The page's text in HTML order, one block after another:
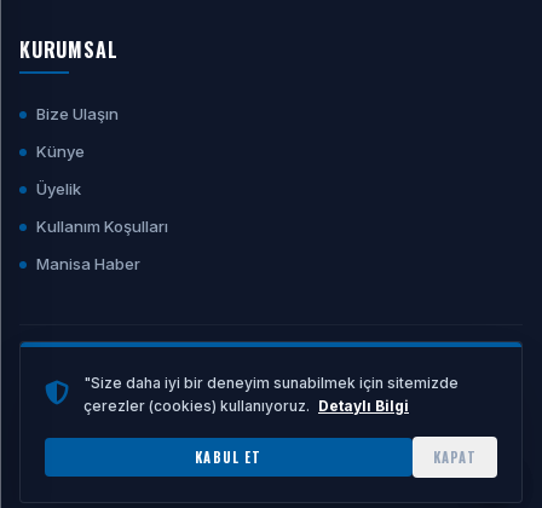
KURUMSAL
Bize Ulaşın
Künye
Üyelik
Kullanım Koşulları
Manisa Haber
İLETİŞİM
E-POSTA ADRESI
"Size daha iyi bir deneyim sunabilmek için sitemizde
çerezler (cookies) kullanıyoruz. Detaylı Bilgi
KABUL ET KAPAT